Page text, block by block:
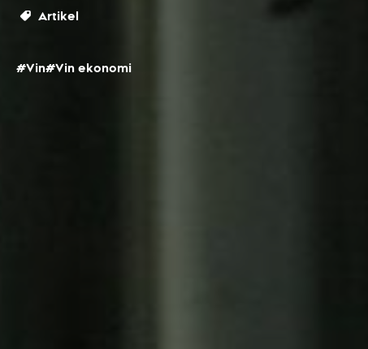
Artikel
#Vin#Vin ekonomi